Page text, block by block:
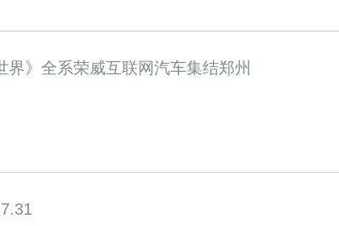
界》全系荣威互联网汽车集结郑州